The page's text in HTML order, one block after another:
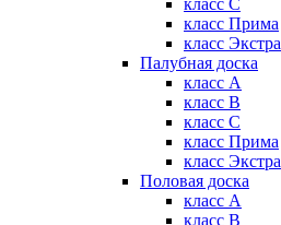
класс C
класс Прима
класс Экстра
Палубная доска
класс А
класс B
класс C
класс Прима
класс Экстра
Половая доска
класс А
класс B